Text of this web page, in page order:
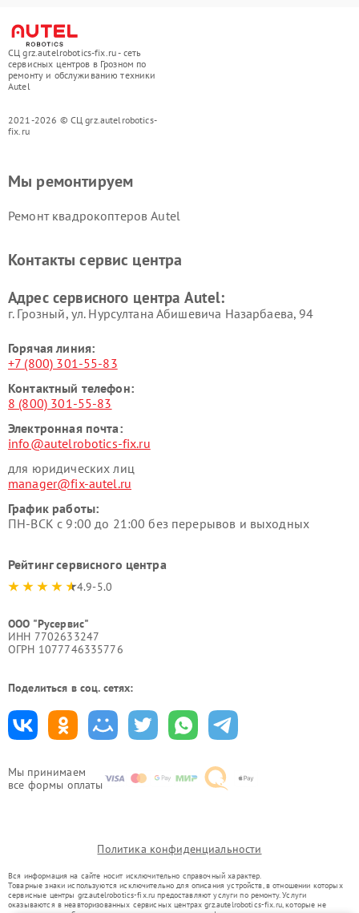
СЦ grz.autelrobotics-fix.ru - сеть
сервисных центров в Грозном по
ремонту и обслуживанию техники
Autel
2021-2026 © СЦ grz.autelrobotics-
fix.ru
Мы принимаем
все формы оплаты
Мы ремонтируем
Ремонт квадрокоптеров Autel
Контакты сервис центра
Адрес сервисного центра Autel:
г. Грозный, ул. Нурсултана Абишевича Назарбаева, 94
Горячая линия:
+7 (800) 301-55-83
Контактный телефон:
8 (800) 301-55-83
Электронная почта:
info@autelrobotics-fix.ru
для юридических лиц
manager@fix-autel.ru
График работы:
ПН-ВСК с 9:00 до 21:00 без перерывов и выходных
Рейтинг сервисного центра
4.9-5.0
ООО "Русервис"
ИНН 7702633247
ОГРН 1077746335776
Поделиться в соц. сетях:
Политика конфиденциальности
Вся информация на сайте носит исключительно справочный характер.
Товарные знаки используются исключительно для описания устройств, в отношении которых
сервисные центры grz.autelrobotics-fix.ru предоставляют услуги по ремонту. Услуги
оказываются в неавторизованных сервисных центрах grz.autelrobotics-fix.ru, которые не